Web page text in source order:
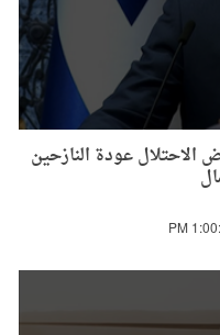
عودة النازحين